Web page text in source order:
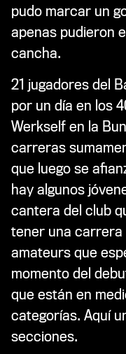
pudo marcar un
apenas pudieron
cancha.
21 jugadores del
por un día en los
Werkself en la
carreras
que luego se
hay algunos
cantera del club
tener una carrera
amateurs que
momento del
que están en
categorías. Aquí
secciones.